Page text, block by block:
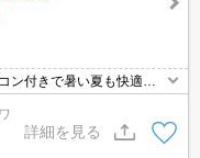
付きで暑い夏も快適★
詳細を見る